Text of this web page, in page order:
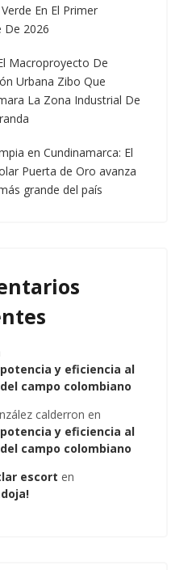
En El Primer
De 2026
Macroproyecto De
Urbana Zibo Que
La Zona Industrial De
en Cundinamarca: El
Puerta de Oro avanza
grande del país
y eficiencia al
campo colombiano
calderron en
y eficiencia al
campo colombiano
escort en